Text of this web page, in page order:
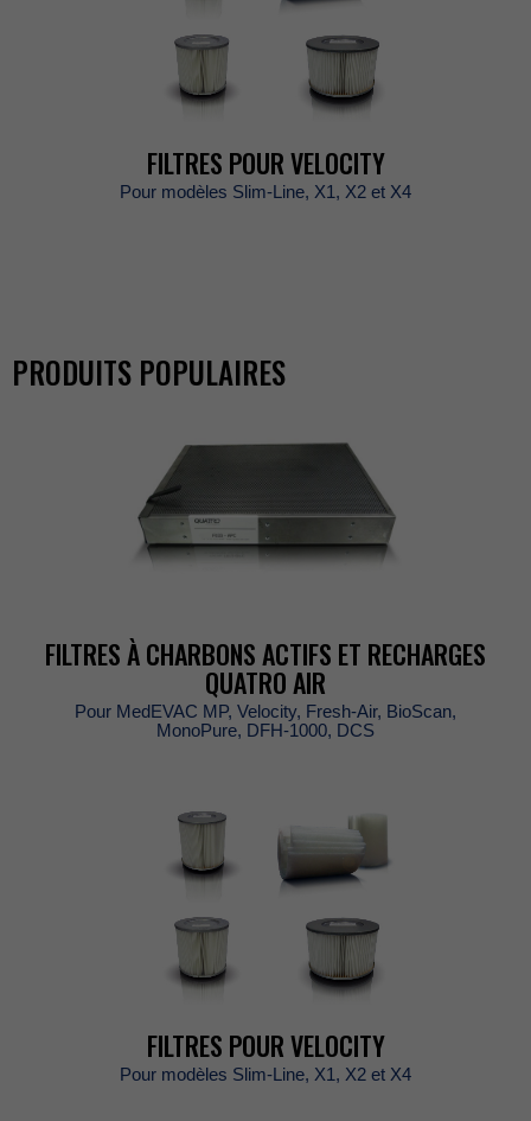
FILTRESPOURVELOCITY
PourmodèlesSlim-Line,X1,X2etX4
PRODUITSPOPULAIRES
FILTRESÀCHARBONSACTIFSETRECHARGES
QUATROAIR
PourMedEVACMP,Velocity,Fresh-Air,BioScan,
MonoPure,DFH-1000,DCS
FILTRESPOURVELOCITY
PourmodèlesSlim-Line,X1,X2etX4